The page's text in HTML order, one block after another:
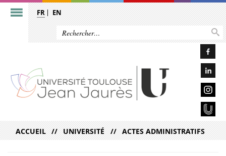
FR EN
ACCUEIL UNIVERSITÉ ACTES ADMINISTRATIFS